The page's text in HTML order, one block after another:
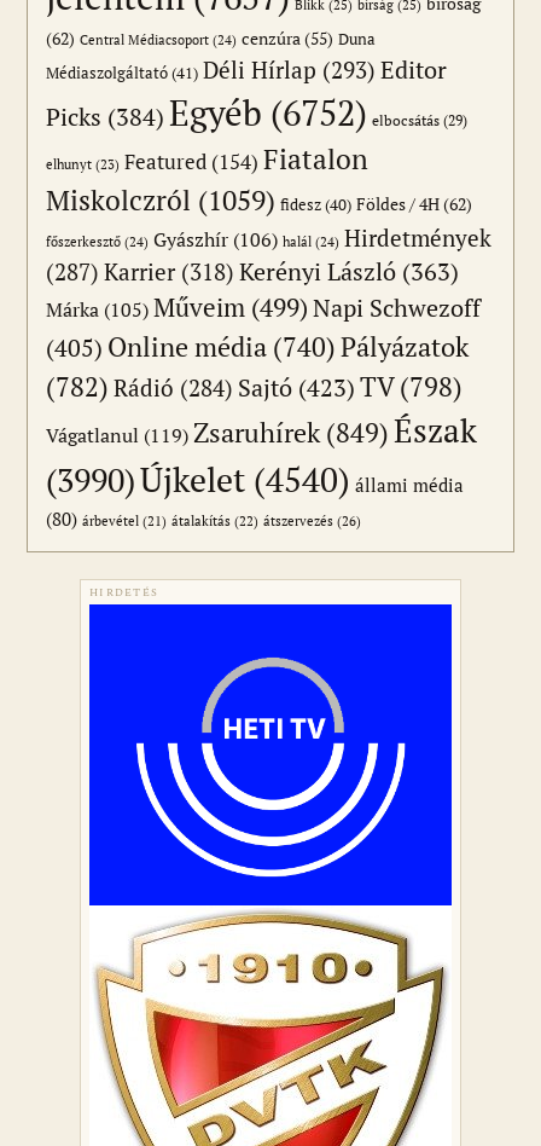
Blikk (25) bírság (25)
(62) Central Médiacsoport (24) cenzúra(55) Duna
Médiaszolgáltató(41) Déli Hírlap (293) Editor
Picks (384)Egyéb (6752) elbocsátás (29)
elhunyt (23) Featured (154) Fiatalon
Miskolczról (1059) fidesz(40) Földes / 4H(62)
főszerkesztő (24) Gyászhír (106) halál (24) Hirdetmények
(287) Karrier(318) Kerényi László (363)
Márka (105) Műveim (499)Napi Schwezoff
(405) Online média (740)Pályázatok
(782) Rádió (284) Sajtó (423)TV(798)
Vágatlanul (119)Zsaruhírek(849)Észak
(3990)Újkelet (4540) állami média
(80) árbevétel (21) átalakítás (22) átszervezés (26)
HIRDETÉS